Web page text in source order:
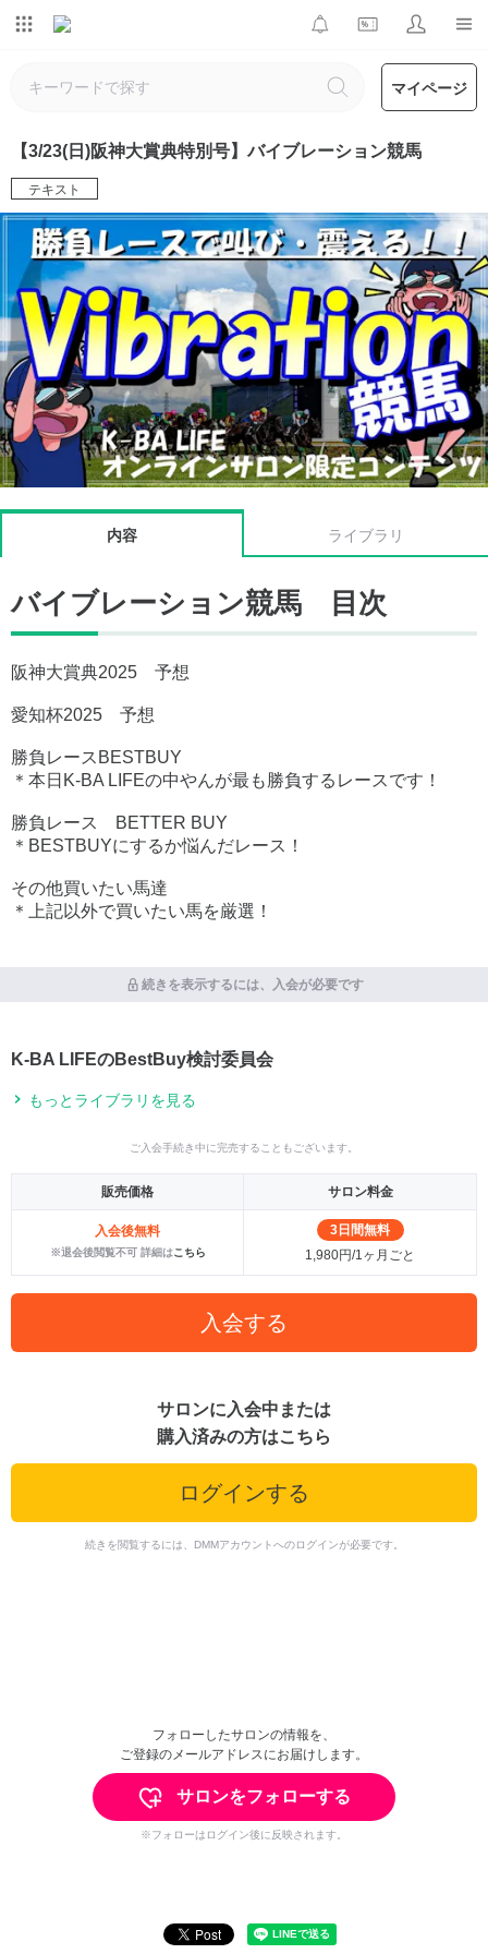
マイページ
【3/23(日)阪神大賞典特別号】バイブレーション競馬
テキスト
内容 ライブラリ
バイブレーション競馬 目次
阪神大賞典2025 予想
愛知杯2025 予想
勝負レースBESTBUY
＊本日K-BA LIFEの中やんが最も勝負するレースです！
勝負レース BETTER BUY
＊BESTBUYにするか悩んだレース！
その他買いたい馬達
＊上記以外で買いたい馬を厳選！
続きを表示するには、入会が必要です
K-BA LIFEのBestBuy検討委員会
もっとライブラリを見る
ご入会手続き中に完売することもございます。
販売価格 サロン料金
入会後無料
※退会後閲覧不可 詳細はこちら
3日間無料
1,980円/1ヶ月ごと
入会する
サロンに入会中または
購入済みの方はこちら
ログインする
続きを閲覧するには、DMMアカウントへのログインが必要です。
フォローしたサロンの情報を、
ご登録のメールアドレスにお届けします。
サロンをフォローする
※フォローはログイン後に反映されます。